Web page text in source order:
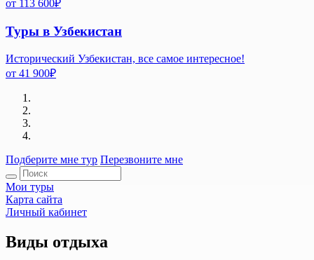
от 113 600₽
Туры в Узбекистан
Исторический Узбекистан, все самое интересное!
от 41 900₽
Подберите мне тур Перезвоните мне
Мои туры
Карта сайта
Личный кабинет
Виды отдыха